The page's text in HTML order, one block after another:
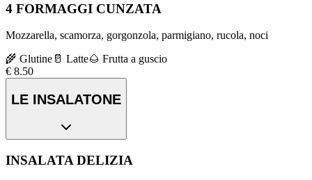
4 FORMAGGI CUNZATA
Mozzarella, scamorza, gorgonzola, parmigiano, rucola, noci
🌾 Glutine 🥛 Latte🌰 Frutta a guscio
€ 8.50
LE INSALATONE
INSALATA DELIZIA